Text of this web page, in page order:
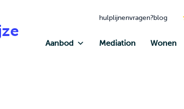
hulplijnenvragen?blog
Aanbod Mediation Wonen